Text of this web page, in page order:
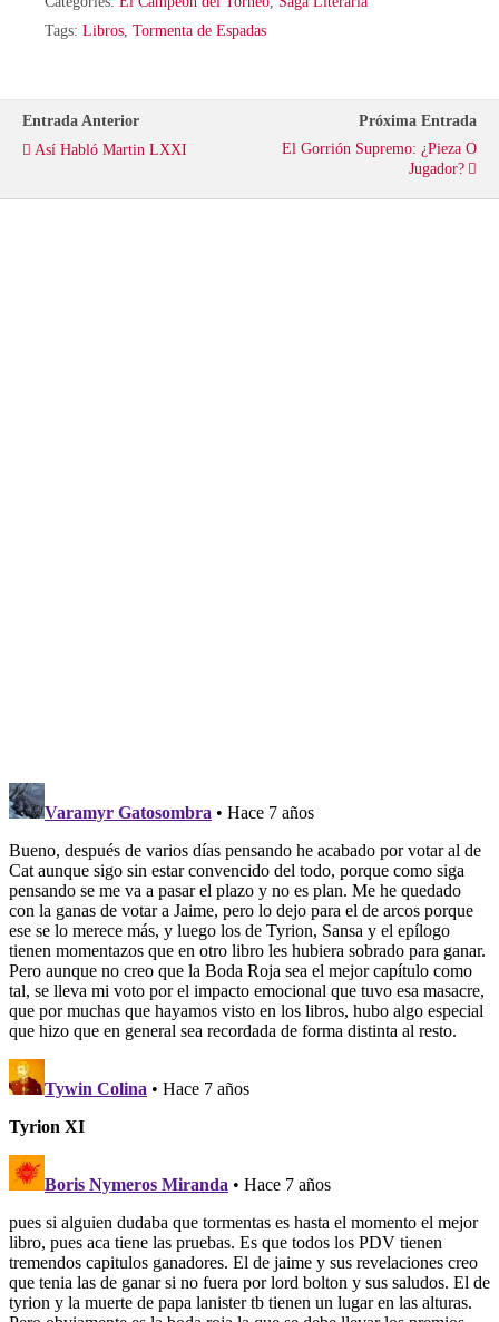
i
t
e
c
b
o
a
A
Tags: Libros Tormenta de Espadas
Entrada Anterior
Así Habló Martin LXXI
Próxima Entrada
El Gorrión Supremo: ¿Pieza O
Jugador?